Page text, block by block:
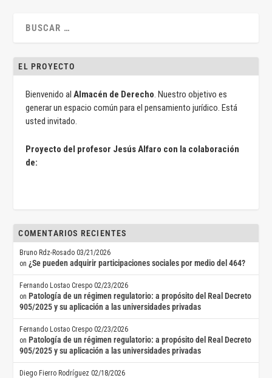
EL PROYECTO
Bienvenido alAlmacén de Derecho. Nuestro objetivo es
generar un espacio común para el pensamiento jurídico. Está
usted invitado.
Proyecto del profesor Jesús Alfaro con la colaboración
de:
COMENTARIOS RECIENTES
Bruno Rdz-Rosado 03/21/2026
on¿Se pueden adquirir participaciones sociales por medio del 464?
Fernando Lostao Crespo 02/23/2026
on Patología de un régimen regulatorio: a propósito del Real Decreto
905/2025 y su aplicación a las universidades privadas
Fernando Lostao Crespo 02/23/2026
on Patología de un régimen regulatorio: a propósito del Real Decreto
905/2025 y su aplicación a las universidades privadas
Diego Fierro Rodríguez 02/18/2026